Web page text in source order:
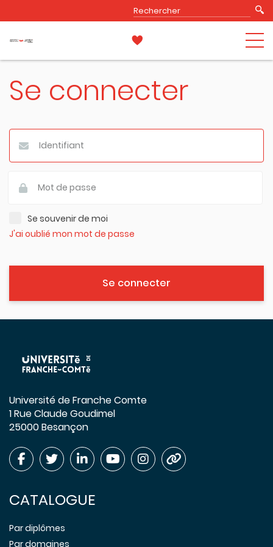
Se connecter
Se souvenir de moi
J'ai oublié mon mot de passe
Se connecter
Université de Franche Comte
1 Rue Claude Goudimel
25000 Besançon
CATALOGUE
Par diplômes
Par domaines